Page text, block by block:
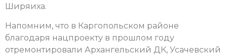
Ширяиха.
Напомним, что в Каргопольском районе
благодаря нацпроекту в прошлом году
отремонтировали Архангельский ДК, Усачевский